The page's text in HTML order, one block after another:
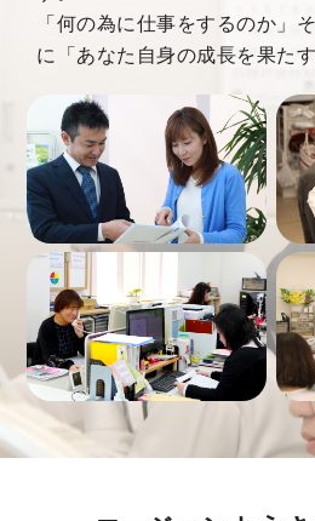
「何の為に仕事をするのか」
に「あなた自身の成長を果た